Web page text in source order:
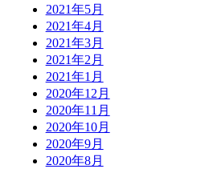
2021年5月
2021年4月
2021年3月
2021年2月
2021年1月
2020年12月
2020年11月
2020年10月
2020年9月
2020年8月